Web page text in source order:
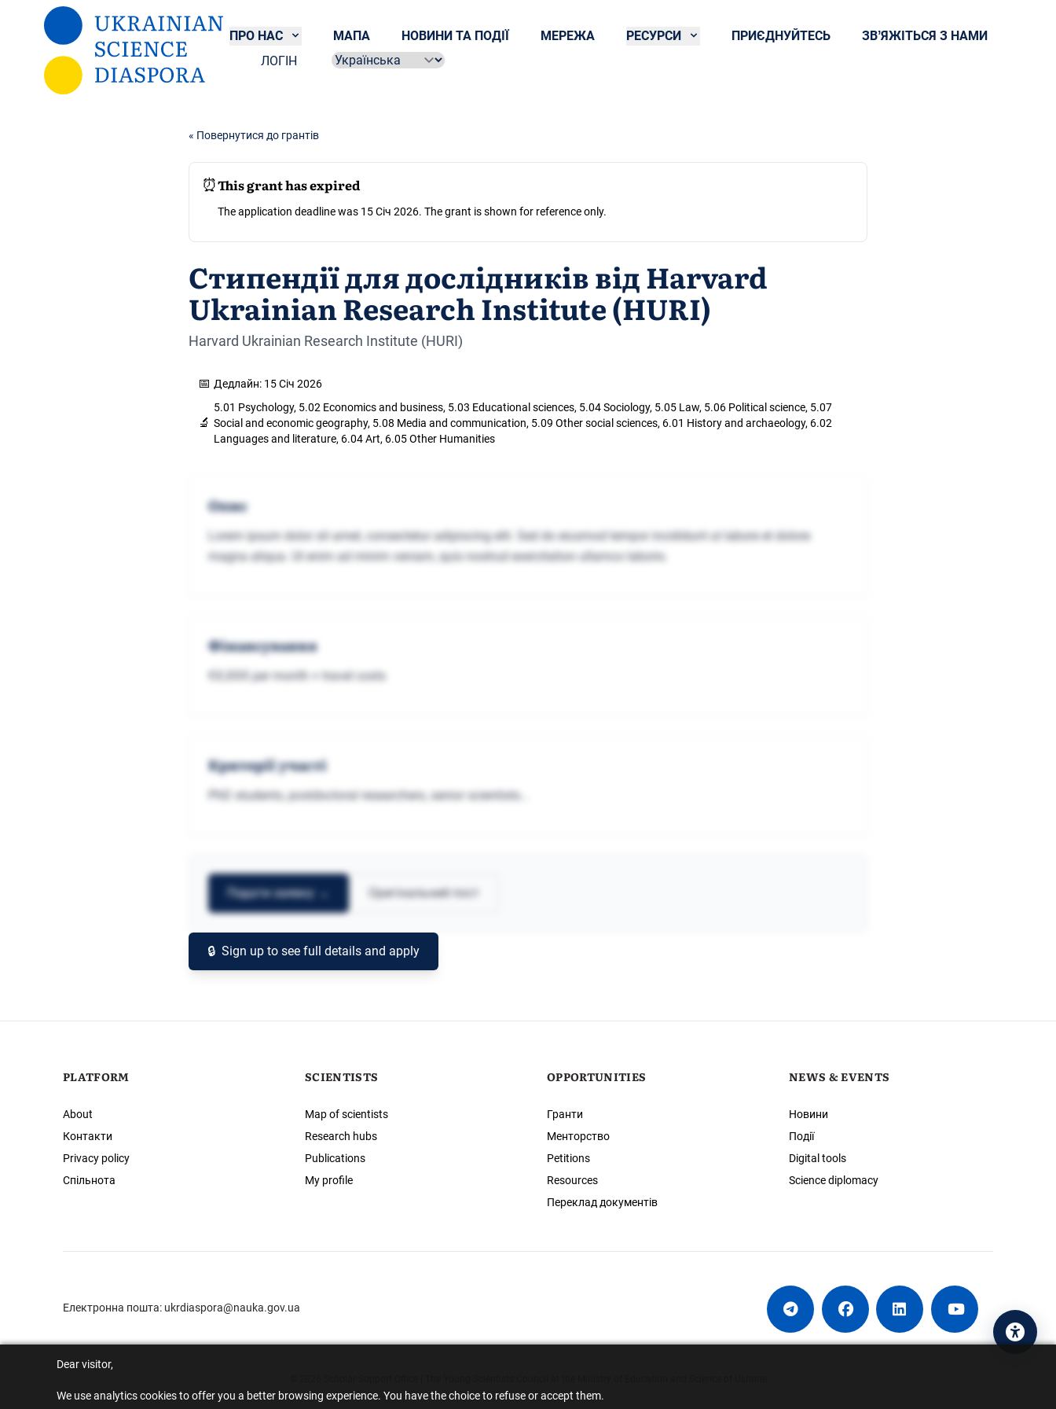
Перейти до основного вмісту
Dear visitor,
We use analytics cookies to offer you a better browsing experience. You have the choice to refuse or accept them.
ПРО НАС МАПА НОВИНИ ТА ПОДІЇ МЕРЕЖА РЕСУРСИ ПРИЄДНУЙТЕСЬ
ЗВʼЯЖІТЬСЯ З НАМИ
ЛОГІН
Select language
« Повернутися до грантів
⏰This grant has expired
The application deadline was 15 Січ 2026. The grant is shown for reference only.
Стипендії для дослідників від Harvard
Ukrainian Research Institute (HURI)
Harvard Ukrainian Research Institute (HURI)
📅 Дедлайн: 15 Січ 2026
🔬
5.01 Psychology, 5.02 Economics and business, 5.03 Educational sciences, 5.04 Sociology, 5.05 Law, 5.06 Political science, 5.07
Social and economic geography, 5.08 Media and communication, 5.09 Other social sciences, 6.01 History and archaeology, 6.02
Languages and literature, 6.04 Art, 6.05 Other Humanities
Опис
Lorem ipsum dolor sit amet, consectetur adipiscing elit. Sed do eiusmod tempor incididunt ut labore et dolore
magna aliqua. Ut enim ad minim veniam, quis nostrud exercitation ullamco laboris.
Фінансування
€X,XXX per month + travel costs
Критерії участі
PhD students, postdoctoral researchers, senior scientists...
Подати заявку → Оригінальний пост
🔒 Заблоковано
Sign up to see full details and apply
PLATFORM
About
Контакти
Privacy policy
Спільнота
SCIENTISTS
Map of scientists
Research hubs
Publications
My profile
OPPORTUNITIES
Гранти
Менторство
Petitions
Resources
Переклад документів
NEWS & EVENTS
Новини
Події
Digital tools
Science diplomacy
Електронна пошта: ukrdiaspora@nauka.gov.ua